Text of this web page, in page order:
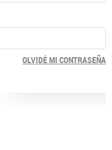
OLVIDÉ MI CONTRASEÑA